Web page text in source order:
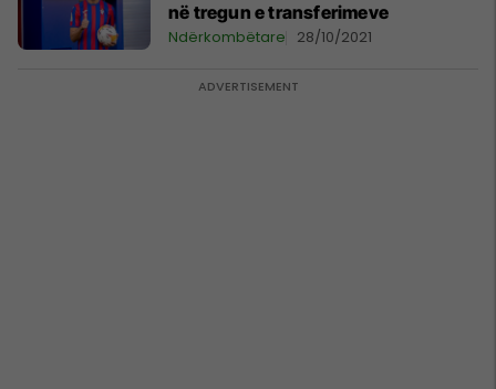
në tregun e transferimeve
Ndërkombëtare 28/10/2021